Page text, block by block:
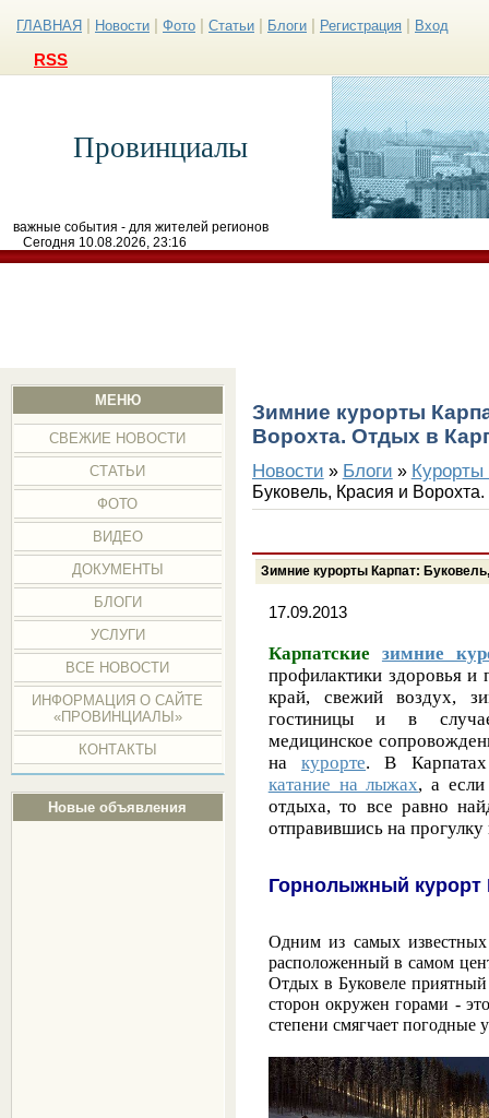
ГЛАВНАЯ Новости Фото Статьи Блоги Регистрация Вход
RSS
Провинциалы
важные события - для жителей регионов
Сегодня 10.08.2026, 23:16
МЕНЮ
СВЕЖИЕ НОВОСТИ
СТАТЬИ
ФОТО
ВИДЕО
ДОКУМЕНТЫ
БЛОГИ
УСЛУГИ
ВСЕ НОВОСТИ
ИНФОРМАЦИЯ О САЙТЕ
«ПРОВИНЦИАЛЫ»
КОНТАКТЫ
Новые объявления
Зимние курорты
Ворохта. Отдых в
Новости » Блоги »
Буковель, Красия и
Зимние курорты Карпат:
17.09.2013
Карпатские зимние
профилактики здоровья и
край, свежий воздух,
гостиницы и в случае
медицинское
накурорте. В Карпатах
катание на лыжах, а если
отдыха, то все равно
отправившись на
Горнолыжный курорт
Одним из самых
расположенный в самом
Отдых в Буковеле
сторон окружен горами -
степени смягчает погодные